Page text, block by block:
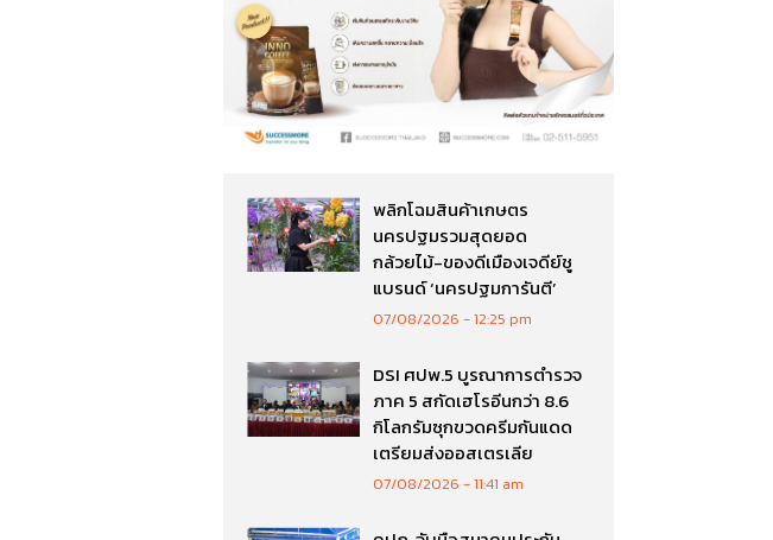
พลิกโฉมสินค้าเกษตร
นครปฐมรวมสุดยอด
กล้วยไม้-ของดีเมืองเจดีย์ชู
แบรนด์ ‘นครปฐมการันตี’
07/08/2026 12:25 pm
DSI ศปพ.5 บูรณาการตำรวจ
ภาค 5 สกัดเฮโรอีนกว่า 8.6
กิโลกรัมซุกขวดครีมกันแดด
เตรียมส่งออสเตรเลีย
07/08/2026 11:41 am